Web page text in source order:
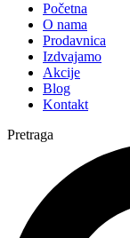
Početna
O nama
Prodavnica
Izdvajamo
Akcije
Blog
Kontakt
Pretraga